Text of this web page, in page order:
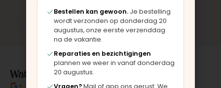
App: 06 - 2862 1330
Wat klanten over ons zeggen
★★★★★4.9/5 klantbeoordeling
Bestellen kan gewoon. Je bestelling
wordt verzonden op donderdag 20
augustus, onze eerste verzenddag
na de vakantie.
Reparaties en bezichtigingen
plannen we weer in vanaf donderdag
20 augustus.
Vragen?Mail of app ons gerust. We